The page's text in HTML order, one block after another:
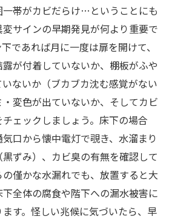
一帯がカビだらけ…ということにも
サインの早期発見が何より重要で
であれば月に一度は扉を開けて、
が付着していないか、棚板がふや
ないか（ブカブカ沈む感覚がない
変色が出ていないか、そしてカビ
ェックしましょう。床下の場合
口から懐中電灯で覗き、水溜まり
ずみ）、カビ臭の有無を確認して
僅かな水漏れでも、放置すると大
全体の腐食や階下への漏水被害に
す。怪しい兆候に気づいたら、早